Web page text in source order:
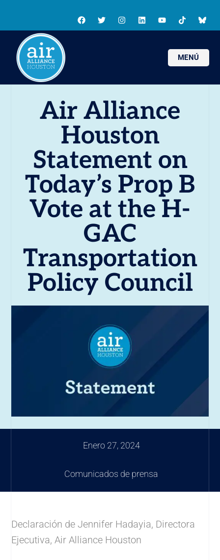
MENÚ
Air Alliance
Houston
Statement on
Today’s Prop B
Vote at the H-
GAC
Transportation
Policy Council
Enero 27, 2024
Comunicados de prensa
Declaración de Jennifer Hadayia, Directora
Ejecutiva, Air Alliance Houston